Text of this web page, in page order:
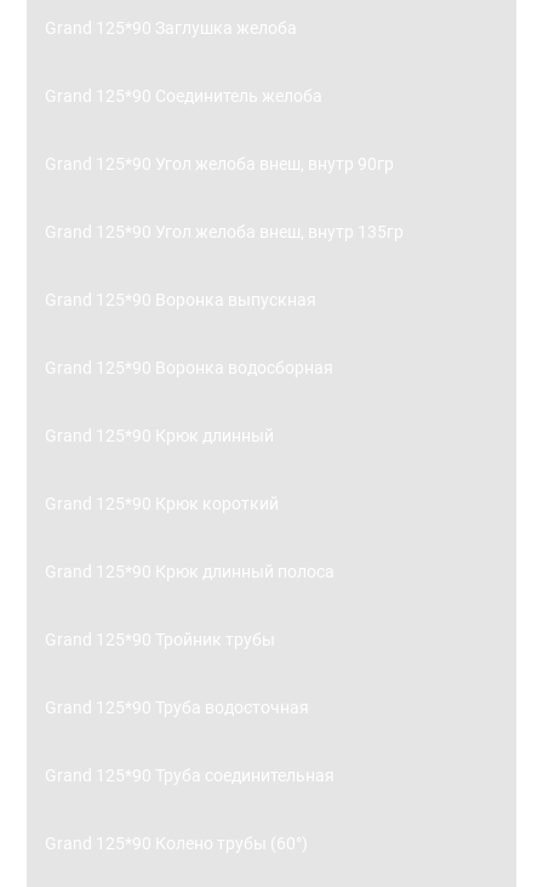
Grand 125*90 Заглушка желоба
Grand 125*90 Соединитель желоба
Grand 125*90 Угол желоба внеш, внутр 90гр
Grand 125*90 Угол желоба внеш, внутр 135гр
Grand 125*90 Воронка выпускная
Grand 125*90 Воронка водосборная
Grand 125*90 Крюк длинный
Grand 125*90 Крюк короткий
Grand 125*90 Крюк длинный полоса
Grand 125*90 Тройник трубы
Grand 125*90 Труба водосточная
Grand 125*90 Труба соединительная
Grand 125*90 Колено трубы (60°)